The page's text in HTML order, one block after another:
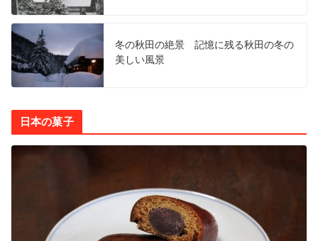
冬の秋田の絶景 記憶に残る秋田の冬の
美しい風景
日本の菓子